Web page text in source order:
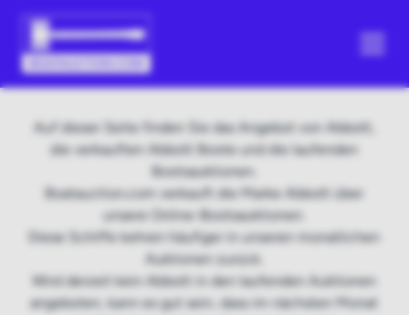
Auf dieser Seite finden Sie das Angebot von Abbott,
die verkauften Abbott Boote und die laufenden
Bootsauktionen.
Boatauction.com verkauft die Marke Abbott über
unsere Online-Bootsauktionen.
Diese Schiffe kehren häufiger in unseren monatlichen
Auktionen zurück.
Wird derzeit kein Abbott in den laufenden Auktionen
angeboten, kann es gut sein, dass im nächsten Monat